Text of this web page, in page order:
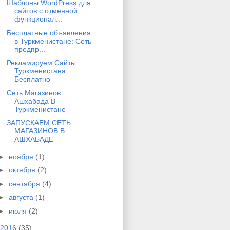
Шаблоны WordPress для
сайтов с отменной
функционал...
Бесплатные объявления
в Туркменистане: Сеть
предпр...
Рекламируем Сайты
Туркменистана
Бесплатно
Сеть Магазинов
Ашхабада В
Туркменистане
ЗАПУСКАЕМ СЕТЬ
МАГАЗИНОВ В
АШХАБАДЕ
ноября (1)
октября (2)
сентября (4)
августа (1)
июля (2)
2016 (35)